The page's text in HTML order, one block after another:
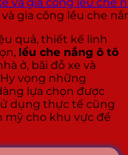
gia công lều che
quả, thiết kế linh
lều che nắng ô tô
ở, bãi đỗ xe và
vọng những
lựa chọn được
dụng thực tế cũng
mỹ cho khu vực để